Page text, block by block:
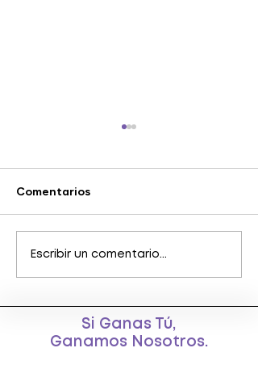
¿Cuáles son mis
derechos como
Comentarios
Escribir un comentario...
Si Ganas Tú,
Ganamos Nosotros.